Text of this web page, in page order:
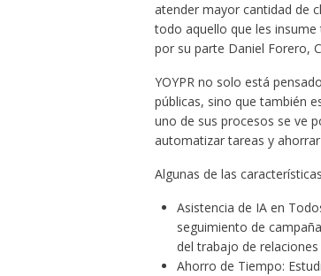
atender mayor cantidad de
todo aquello que les
por su parte Daniel Forero,
YOYPR no solo está
públicas, sino que también
uno de sus procesos se ve
automatizar tareas y
Algunas de las
Asistencia de IA en
seguimiento de
del trabajo de relaciones
Ahorro de Tiempo: